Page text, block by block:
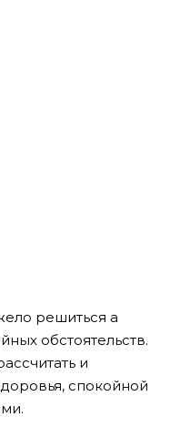
решиться а
обстоятельств.
и
спокойной